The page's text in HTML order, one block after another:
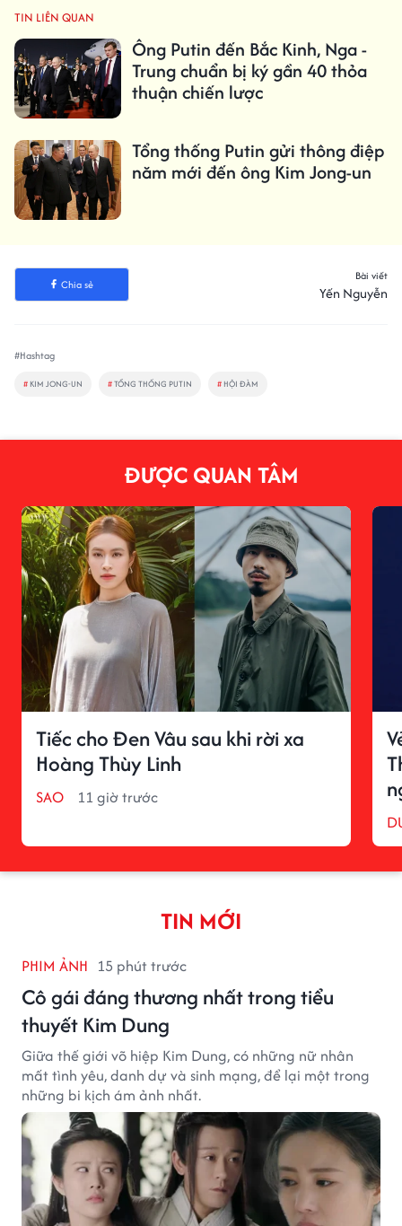
TIN LIÊN QUAN
Ông Putin đến Bắc Kinh, Nga -
Trung chuẩn bị ký gần 40 thỏa
thuận chiến lược
Tổng thống Putin gửi thông điệp
năm mới đến ông Kim Jong-un
Chia sẻ
Bài viết
Yến Nguyễn
#Hashtag
# KIM JONG-UN #TỔNG THỐNG PUTIN # HỘI ĐÀM
ĐƯỢC QUAN TÂM
Tiếc cho Đen Vâu sau khi rời xa
Hoàng Thùy Linh
SAO 11 giờ trước
TIN MỚI
PHIM ẢNH 15 phút trước
Cô gái đáng thương nhất trong tiểu
thuyết Kim Dung
Giữa thế giới võ hiệp Kim Dung, có những nữ nhân
mất tình yêu, danh dự và sinh mạng, để lại một trong
những bi kịch ám ảnh nhất.